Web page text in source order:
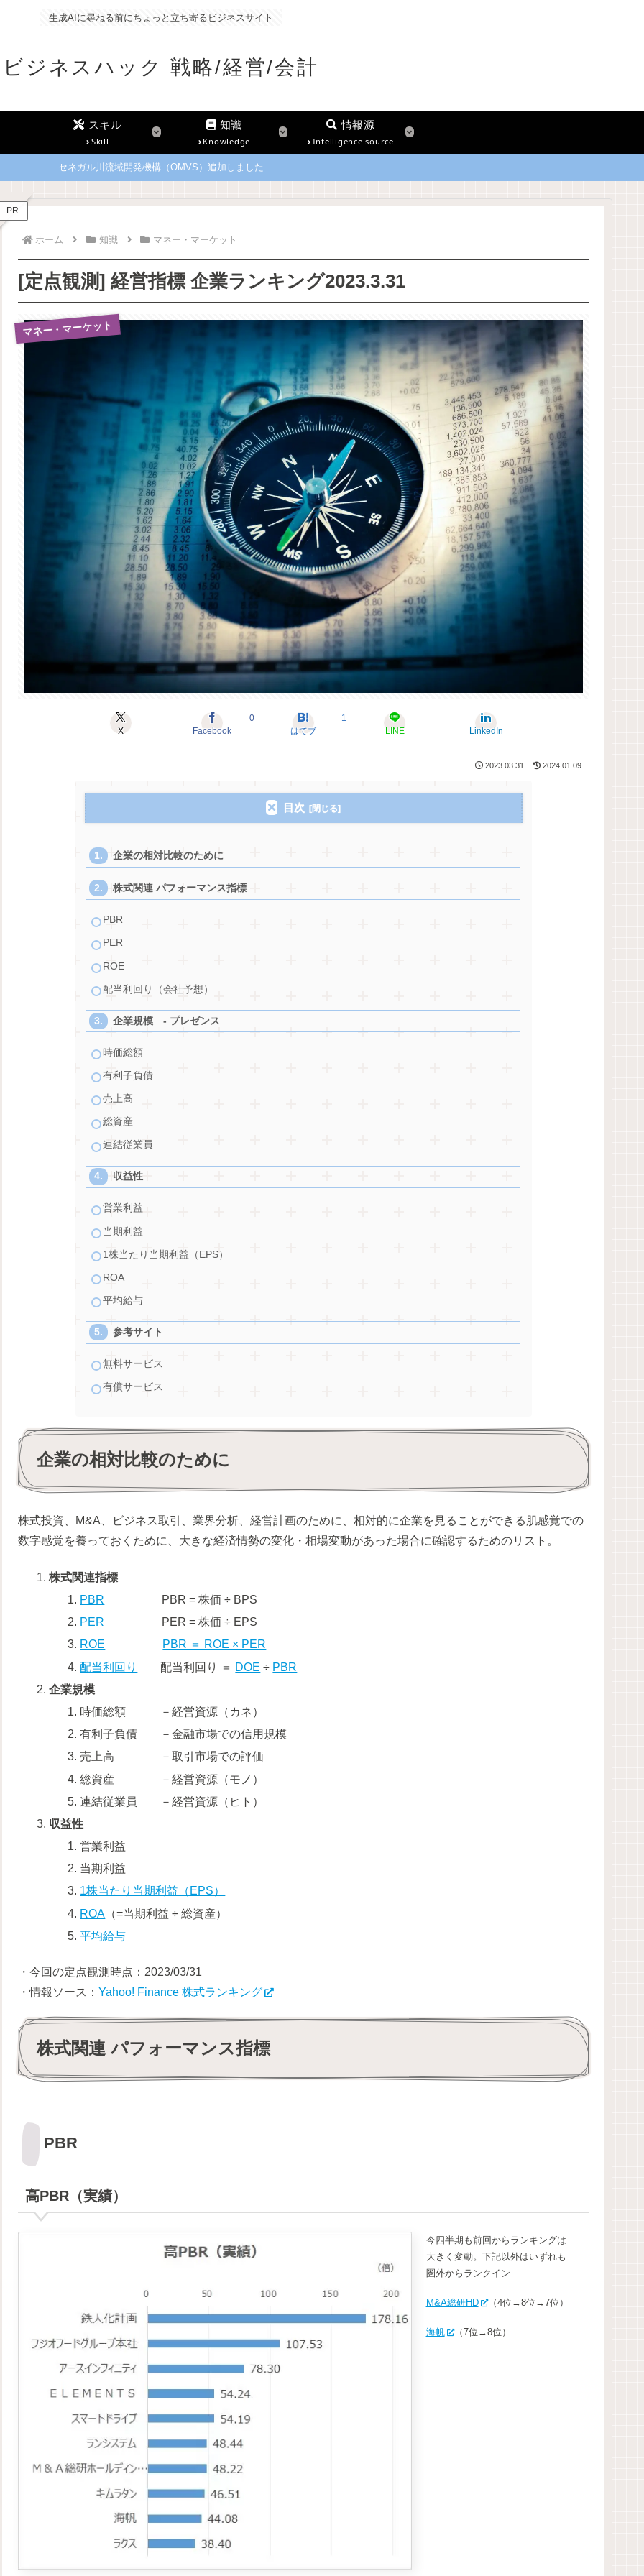
生成AIに尋ねる前にちょっと立ち寄るビジネスサイト
ビジネスハック 戦略/経営/会計
スキル
Skill
知識
Knowledge
情報源
Intelligence source
セネガル川流域開発機構（OMVS）追加しました
PR
ホーム 知識 マネー・マーケット
[定点観測] 経営指標 企業ランキング2023.3.31
マネー・マーケット
X Facebook
0
はてブ
1
LINE
LinkedIn
2023.03.31 2024.01.09
目次
企業の相対比較のために
株式関連 パフォーマンス指標
PBR
PER
ROE
配当利回り（会社予想）
企業規模 - プレゼンス
時価総額
有利子負債
売上高
総資産
連結従業員
収益性
営業利益
当期利益
1株当たり当期利益（EPS）
ROA
平均給与
参考サイト
無料サービス
有償サービス
企業の相対比較のために
株式投資、M&A、ビジネス取引、業界分析、経営計画のために、相対的に企業を見ることができる肌感覚での
数字感覚を養っておくために、大きな経済情勢の変化・相場変動があった場合に確認するためのリスト。
株式関連指標
PBR PBR = 株価 ÷ BPS
PER PER = 株価 ÷ EPS
ROE
PBR ＝ ROE × PER
配当利回り
配当利回り ＝ DOE ÷ PBR
企業規模
時価総額 －経営資源（カネ）
有利子負債 －金融市場での信用規模
売上高 －取引市場での評価
総資産 －経営資源（モノ）
連結従業員 －経営資源（ヒト）
収益性
営業利益
当期利益
1株当たり当期利益（EPS）
ROA （=当期利益 ÷ 総資産）
平均給与
・今回の定点観測時点：2023/03/31
・情報ソース： Yahoo! Finance 株式ランキング
株式関連 パフォーマンス指標
PBR
高PBR（実績）
今四半期も前回からランキングは
大きく変動。下記以外はいずれも
圏外からランクイン
M&A総研HD （4位→8位→7位）
海帆 （7位→8位）